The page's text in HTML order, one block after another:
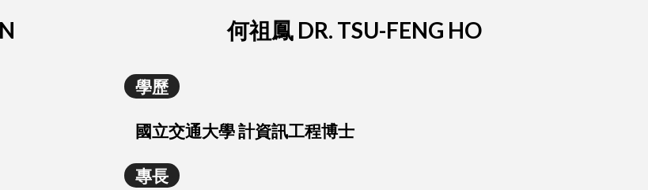
何祖鳳 DR. TSU-FENG HO
學歷
國立交通大學 計資訊工程博士
專長